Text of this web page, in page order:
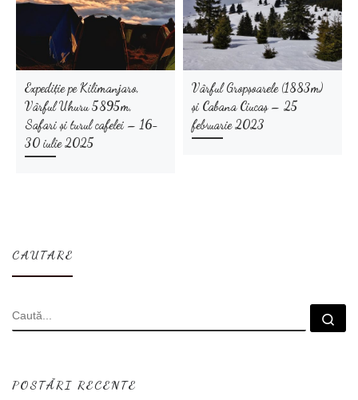
Expediție pe Kilimanjaro,
Vârful Uhuru 5895m,
Safari și turul cafelei – 16-
30 iulie 2025
Vârful Gropșoarele (1883m)
și Cabana Ciucaș – 25
februarie 2023
CAUTARE
CĂUTARE
POSTĂRI RECENTE